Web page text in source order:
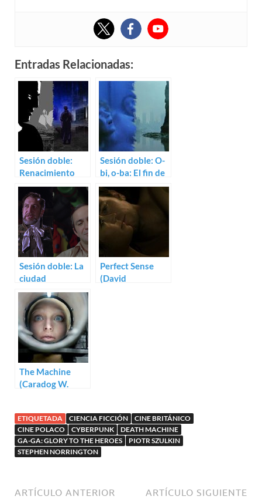
Entradas Relacionadas:
Sesión doble:
Renacimiento
(2006) /
Wonderful Days
(2003)
Sesión doble: O-
bi, o-ba: El fin de
la civilización
(1985) / 2019,
tras la caída de
Nueva York
(1983)
Sesión doble: La
ciudad
sumergida
(1965) / Odisea
bajo el mar
(1973)
Perfect Sense
(David
The Machine
(Caradog W.
ETIQUETADA CIENCIA FICCIÓN
CINE BRITÁNICO
CINE POLACO
CYBERPUNK
DEATH MACHINE
GA-GA: GLORY TO THE HEROES
PIOTR SZULKIN
STEPHEN NORRINGTON
ARTÍCULO ANTERIOR ARTÍCULO SIGUIENTE